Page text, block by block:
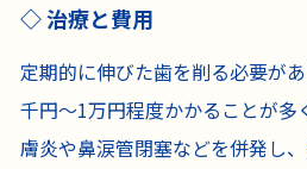
治療と費用
定期的に伸びた歯を削る必要が
千円〜1万円程度かかることが多
膚炎や鼻涙管閉塞などを併発し